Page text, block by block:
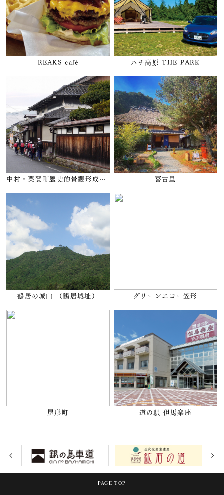
REAKS café ハチ高原 THE PARK
中村・粟賀町歴史的景観形成地区 喜古里
鶴居の城山 （鶴居城址） グリーンエコー笠形
屋形町 道の駅 但馬楽座
PAGE TOP